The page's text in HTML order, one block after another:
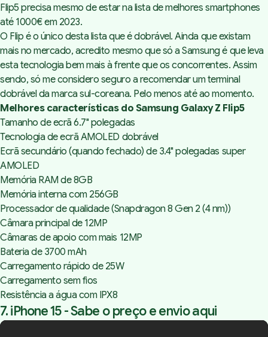
Flip5 precisa mesmo de estar na lista de melhores smartphones
até 1000€ em 2023.
O Flip é o único desta lista que é dobrável. Ainda que existam
mais no mercado, acredito mesmo que só a Samsung é que leva
esta tecnologia bem mais à frente que os concorrentes. Assim
sendo, só me considero seguro a recomendar um terminal
dobrável da marca sul-coreana. Pelo menos até ao momento.
Melhores características do Samsung Galaxy Z Flip5
Tamanho de ecrã 6.7" polegadas
Tecnologia de ecrã AMOLED dobrável
Ecrã secundário (quando fechado) de 3.4" polegadas super
AMOLED
Memória RAM de 8GB
Memória interna com 256GB
Processador de qualidade (Snapdragon 8 Gen 2 (4 nm))
Câmara principal de 12MP
Câmaras de apoio com mais 12MP
Bateria de 3700 mAh
Carregamento rápido de 25W
Carregamento sem fios
Resistência a água com IPX8
7. iPhone 15 -Sabe o preço e envio aqui